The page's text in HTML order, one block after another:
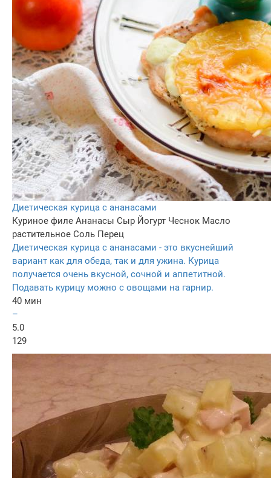
Диетическая курица с ананасами
Куриное филе Ананасы Сыр Йогурт Чеснок Масло
растительное Соль Перец
Диетическая курица с ананасами - это вкуснейший
вариант как для обеда, так и для ужина. Курица
получается очень вкусной, сочной и аппетитной.
Подавать курицу можно с овощами на гарнир.
40 мин
–
5.0
129